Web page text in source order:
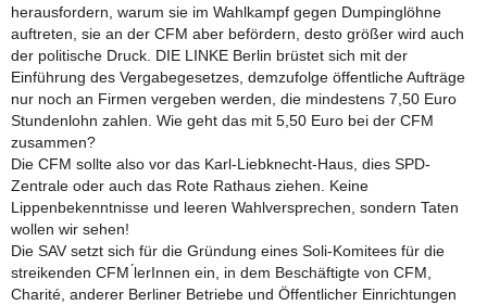
herausfordern, warum sie im Wahlkampf gegen Dumpinglöhne
auftreten, sie an der CFM aber befördern, desto größer wird auch
der politische Druck. DIE LINKE Berlin brüstet sich mit der
Einführung des Vergabegesetzes, demzufolge öffentliche Aufträge
nur noch an Firmen vergeben werden, die mindestens 7,50 Euro
Stundenlohn zahlen. Wie geht das mit 5,50 Euro bei der CFM
zusammen?
Die CFM sollte also vor das Karl-Liebknecht-Haus, dies SPD-
Zentrale oder auch das Rote Rathaus ziehen. Keine
Lippenbekenntnisse und leeren Wahlversprechen, sondern Taten
wollen wir sehen!
Die SAV setzt sich für die Gründung eines Soli-Komitees für die
streikenden CFM ́lerInnen ein, in dem Beschäftigte von CFM,
Charité, anderer Berliner Betriebe und Öffentlicher Einrichtungen